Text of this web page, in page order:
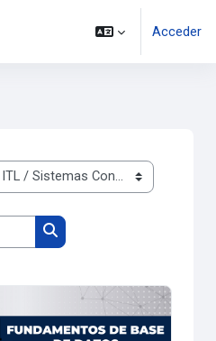
Acceder
Buscar cursos
DE DATOS - ISIC